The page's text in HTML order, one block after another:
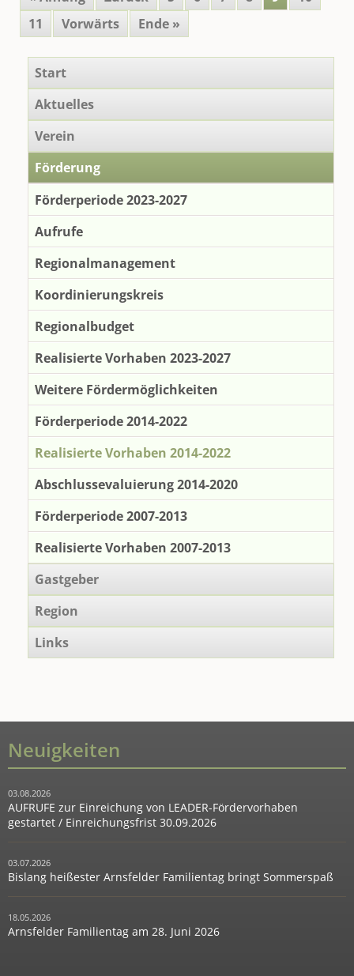
11
Vorwärts Ende »
überspringen
Start
Aktuelles
Verein
Förderung
Förderperiode 2023-2027
Aufrufe
Regionalmanagement
Koordinierungskreis
Regionalbudget
Realisierte Vorhaben 2023-2027
Weitere Fördermöglichkeiten
Förderperiode 2014-2022
Realisierte Vorhaben 2014-2022
Abschlussevaluierung 2014-2020
Förderperiode 2007-2013
Realisierte Vorhaben 2007-2013
Gastgeber
Region
Links
Neuigkeiten
03.08.2026
AUFRUFE zur Einreichung von LEADER-Fördervorhaben
gestartet / Einreichungsfrist 30.09.2026
03.07.2026
Bislang heißester Arnsfelder Familientag bringt Sommerspaß
18.05.2026
Arnsfelder Familientag am 28. Juni 2026